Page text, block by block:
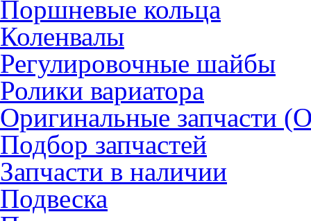
Поршневые кольца
Коленвалы
Регулировочные шайбы
Ролики вариатора
Оригинальные запчасти
Подбор запчастей
Запчасти в наличии
Подвеска